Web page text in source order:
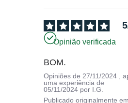
5
Opinião verificada
BOM.
Opiniões de27/11/2024 ,
uma experiência de
05/11/2024 por I.G.
Publicado originalmente